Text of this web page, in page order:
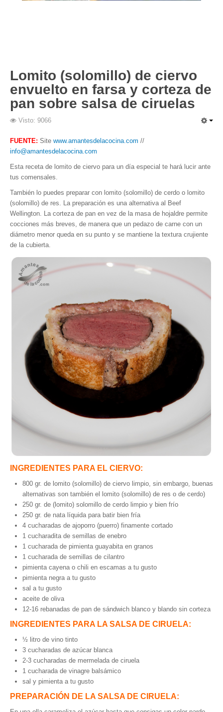
Lomito (solomillo) de ciervo
envuelto en farsa y corteza de
pan sobre salsa de ciruelas
Visto: 9066
FUENTE: Site www.amantesdelacocina.com //
info@amantesdelacocina.com
Esta receta de lomito de ciervo para un día especial te hará lucir ante
tus comensales.
También lo puedes preparar con lomito (solomillo) de cerdo o lomito
(solomillo) de res. La preparación es una alternativa al Beef
Wellington. La corteza de pan en vez de la masa de hojaldre permite
cocciones más breves, de manera que un pedazo de carne con un
diámetro menor queda en su punto y se mantiene la textura crujiente
de la cubierta.
INGREDIENTES PARA EL CIERVO:
800 gr. de lomito (solomillo) de ciervo limpio, sin embargo, buenas
alternativas son también el lomito (solomillo) de res o de cerdo)
250 gr. de (lomito) solomillo de cerdo limpio y bien frío
250 gr. de nata líquida para batir bien fría
4 cucharadas de ajoporro (puerro) finamente cortado
1 cucharadita de semillas de enebro
1 cucharada de pimienta guayabita en granos
1 cucharada de semillas de cilantro
pimienta cayena o chili en escamas a tu gusto
pimienta negra a tu gusto
sal a tu gusto
aceite de oliva
12-16 rebanadas de pan de sándwich blanco y blando sin corteza
INGREDIENTES PARA LA SALSA DE CIRUELA:
½ litro de vino tinto
3 cucharadas de azúcar blanca
2-3 cucharadas de mermelada de ciruela
1 cucharada de vinagre balsámico
sal y pimienta a tu gusto
PREPARACIÓN DE LA SALSA DE CIRUELA: